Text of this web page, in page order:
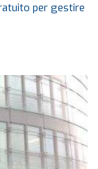
per gestire